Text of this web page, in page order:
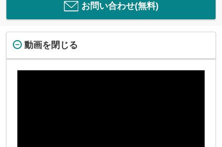
お問い合わせ(無料)
動画を閉じる